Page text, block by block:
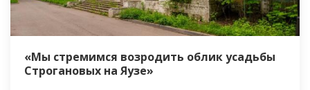
«Мы стремимся возродить облик усадьбы
Строгановых на Яузе»